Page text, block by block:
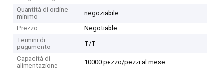
Quantità di ordine
minimo
negoziabile
Prezzo
Negotiable
Termini di
pagamento
T/T
Capacità di
alimentazione
10000 pezzo/pezzi al mese